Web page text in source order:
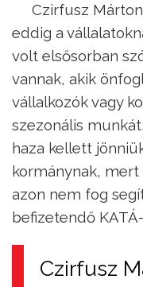
Czirfusz
eddig a
volt elsősorban
vannak, akik
vállalkozók vagy
szezonális
haza kellett
kormánynak,
azon nem fog
befizetendő
Czirfusz